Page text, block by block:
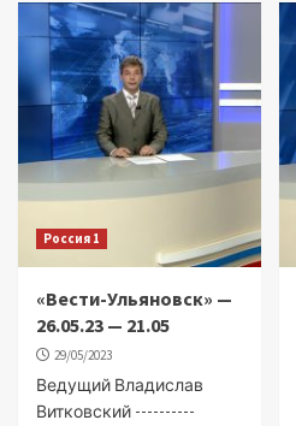
Россия 1
«Вести-Ульяновск» —
26.05.23 — 21.05
29/05/2023
Ведущий Владислав
Витковский ----------